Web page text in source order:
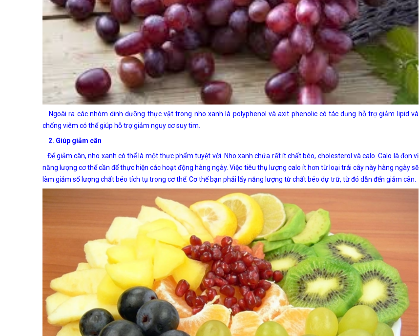
Ngoài ra các nhóm dinh dưỡng thực vật trong nho xanh là polyphenol và axit phenolic có tác dụng hỗ trợ giảm lipid và
chống viêm có thể giúp hỗ trợ giảm nguy cơ suy tim.
2. Giúp giảm cân
Để giảm cân, nho xanh có thể là một thực phẩm tuyệt vời. Nho xanh chứa rất ít chất béo, cholesterol và calo. Calo là đơn vị
năng lượng cơ thể cần để thực hiện các hoạt động hàng ngày. Việc tiêu thụ lượng calo ít hơn từ loại trái cây này hàng ngày sẽ
làm giảm số lượng chất béo tích tụ trong cơ thể. Cơ thể bạn phải lấy năng lượng từ chất béo dự trữ, từ đó dẫn đến giảm cân.